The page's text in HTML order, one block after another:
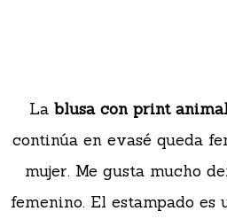
La blusa con print
continúa en evasé queda
mujer. Me gusta mucho
femenino. El estampado